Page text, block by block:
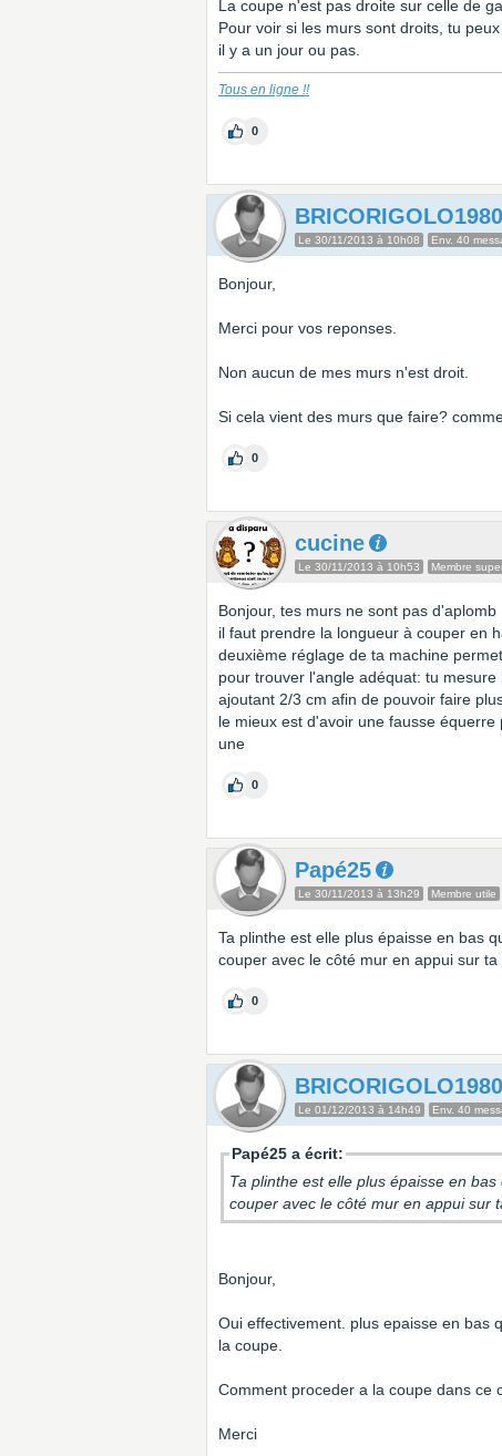
La coupe n'est pas droite sur celle de
Pour voir si les murs sont droits, tu
il y a un jour ou pas.
Tous en ligne !!
0
BRICORIGOLO1980
Le 30/11/2013 à 10h08 Env. 40
Bonjour,
Merci pour vos reponses.
Non aucun de mes murs n'est droit.
Si cela vient des murs que faire?
0
cucine
Le 30/11/2013 à 10h53 Membre
Bonjour, tes murs ne sont pas d'aplomb
il faut prendre la longueur à couper en
deuxième réglage de ta machine
pour trouver l'angle adéquat: tu
ajoutant 2/3 cm afin de pouvoir faire
le mieux est d'avoir une fausse
une
0
Papé25
Le 30/11/2013 à 13h29 Membre utile
Ta plinthe est elle plus épaisse en bas
couper avec le côté mur en appui sur ta
0
BRICORIGOLO1980
Le 01/12/2013 à 14h49 Env. 40
Papé25 a écrit:
Ta plinthe est elle plus épaisse en
couper avec le côté mur en appui sur
Bonjour,
Oui effectivement. plus epaisse en bas
la coupe.
Comment proceder a la coupe dans ce
Merci